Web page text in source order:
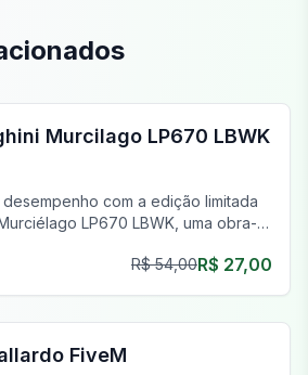
Murcilago LP670 LBWK
com a edição limitada
LP670 LBWK, uma obra-
R$ 54,00R$ 27,00
& Supercarros
FiveM